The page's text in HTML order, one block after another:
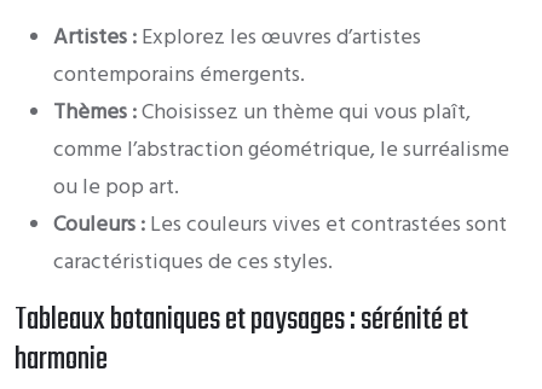
Artistes :Explorez les œuvres d’artistes
contemporains émergents.
Thèmes :Choisissez un thème qui vous plaît,
comme l’abstraction géométrique, le surréalisme
ou le pop art.
Couleurs :Les couleurs vives et contrastées sont
caractéristiques de ces styles.
Tableaux botaniques et paysages : sérénité et
harmonie